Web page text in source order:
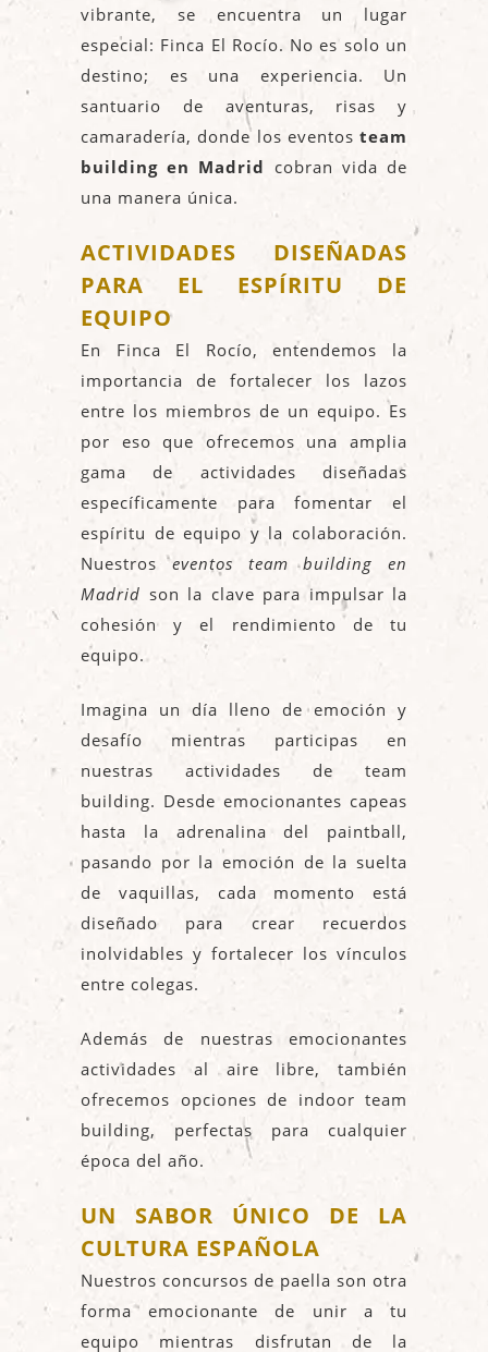
vibrante, se encuentra un lugar
especial: Finca El Rocío. No es solo un
destino; es una experiencia. Un
santuario de aventuras, risas y
camaradería, donde los eventos team
building en Madrid cobran vida de
una manera única.
ACTIVIDADES DISEÑADAS
PARA EL ESPÍRITU DE
EQUIPO
En Finca El Rocío, entendemos la
importancia de fortalecer los lazos
entre los miembros de un equipo. Es
por eso que ofrecemos una amplia
gama de actividades diseñadas
específicamente para fomentar el
espíritu de equipo y la colaboración.
Nuestroseventos team building en
Madrid son la clave para impulsar la
cohesión y el rendimiento de tu
equipo.
Imagina un día lleno de emoción y
desafío mientras participas en
nuestras actividades de team
building. Desde emocionantes capeas
hasta la adrenalina del paintball,
pasando por la emoción de la suelta
de vaquillas, cada momento está
diseñado para crear recuerdos
inolvidables y fortalecer los vínculos
entre colegas.
Además de nuestras emocionantes
actividades al aire libre, también
ofrecemos opciones de indoor team
building, perfectas para cualquier
época del año.
UN SABOR ÚNICO DE LA
CULTURA ESPAÑOLA
Nuestros concursos de paella son otra
forma emocionante de unir a tu
equipo mientras disfrutan de la